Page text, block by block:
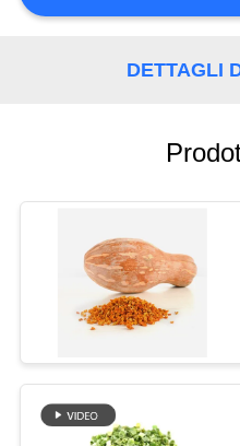
PREVENTIVO
NORME
SULLA
PRIVACY
DETTAGLI